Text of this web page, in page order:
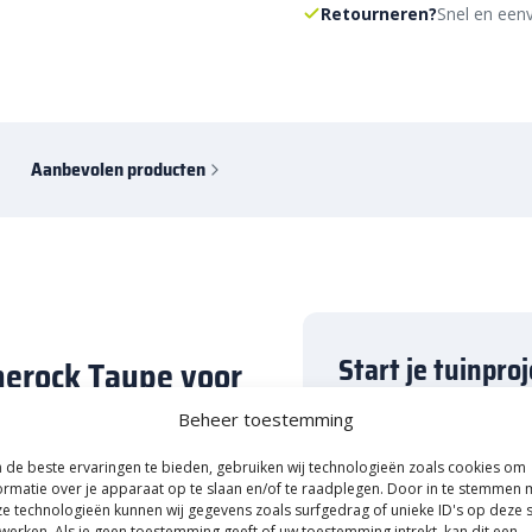
Beheer toestemming
de beste ervaringen te bieden, gebruiken wij technologieën zoals cookies om
over je apparaat op te slaan en/of te raadplegen. Door in te stemmen
technologieën kunnen wij gegevens zoals surfgedrag of unieke ID's op deze
Retourneren?Snel en
Aanbevolen producten
Taupe voor
is? Dan is
oplossing. Met het 60×60 cm
Zo kan je in elke
Start je
E-mail inleveren, korting